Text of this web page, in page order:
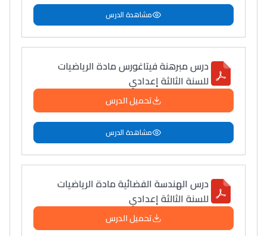
مشاهدة الدرس
درس مبرهنة فيتاغورس مادة الرياضيات
للسنة الثالثة إعدادي
تحميل الدرس
مشاهدة الدرس
درس الهندسة الفضائية مادة الرياضيات
للسنة الثالثة إعدادي
تحميل الدرس